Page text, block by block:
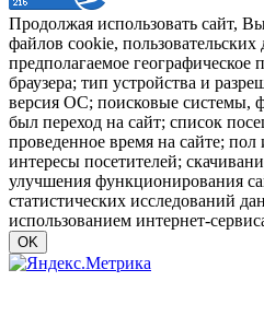
Продолжая использовать сайт,
файлов cookie,
предполагаемое
браузера; тип устройства и
версия ОС; поисковые системы,
был переход на сайт; список
проведенное время на сайте; пол
интересы посетителей;
улучшения функционирования
статистических исследований
использованием интернет-
OK